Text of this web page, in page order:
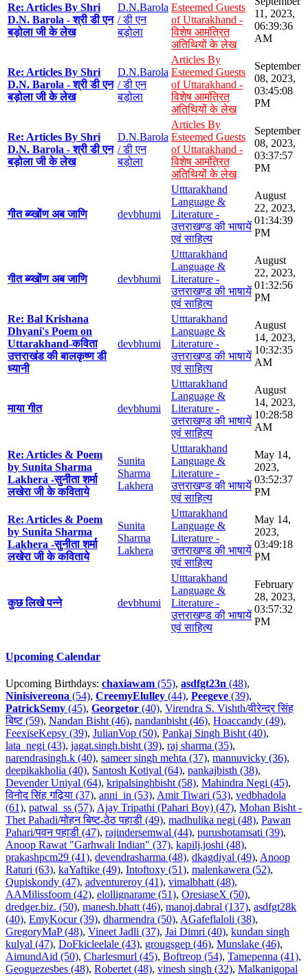
Re: Articles By Shri
D.N. Barola - श्री डी एन
बड़ोला जी के लेख
D.N.Barola
/ डी एन
बड़ोला
Esteemed Guests
of Uttarakhand -
विशेष आमंत्रित
अतिथियों के लेख
11, 2023,
06:39:36
AM
Re: Articles By Shri
D.N. Barola - श्री डी एन
बड़ोला जी के लेख
D.N.Barola
/ डी एन
बड़ोला
Articles By
Esteemed Guests
of Uttarakhand -
विशेष आमंत्रित
अतिथियों के लेख
September
08, 2023,
03:45:08
PM
Re: Articles By Shri
D.N. Barola - श्री डी एन
बड़ोला जी के लेख
D.N.Barola
/ डी एन
बड़ोला
Articles By
Esteemed Guests
of Uttarakhand -
विशेष आमंत्रित
अतिथियों के लेख
September
08, 2023,
03:37:57
PM
गीत ब्य्खोंण अब जाणि devbhumi
Utttarakhand
Language &
Literature -
उत्तराखण्ड की भाषायें
एवं साहित्य
August
22, 2023,
01:34:39
PM
गीत ब्य्खोंण अब जाणि devbhumi
Utttarakhand
Language &
Literature -
उत्तराखण्ड की भाषायें
एवं साहित्य
August
22, 2023,
01:32:56
PM
Re: Bal Krishana
Dhyani's Poem on
Uttarakhand-कविता
उत्तराखंड की बालकृष्ण डी
ध्यानी
devbhumi
Utttarakhand
Language &
Literature -
उत्तराखण्ड की भाषायें
एवं साहित्य
August
14, 2023,
10:32:35
AM
माया गीत devbhumi
Utttarakhand
Language &
Literature -
उत्तराखण्ड की भाषायें
एवं साहित्य
August
14, 2023,
10:28:58
AM
Re: Articles & Poem
by Sunita Sharma
Lakhera -सुनीता शर्मा
लखेरा जी के कविताये
Sunita
Sharma
Lakhera
Utttarakhand
Language &
Literature -
उत्तराखण्ड की भाषायें
एवं साहित्य
May 14,
2023,
03:52:37
PM
Re: Articles & Poem
by Sunita Sharma
Lakhera -सुनीता शर्मा
लखेरा जी के कविताये
Sunita
Sharma
Lakhera
Utttarakhand
Language &
Literature -
उत्तराखण्ड की भाषायें
एवं साहित्य
May 14,
2023,
03:49:18
PM
कुछ लिखे पन्ने devbhumi
Utttarakhand
Language &
Literature -
उत्तराखण्ड की भाषायें
एवं साहित्य
February
28, 2023,
03:57:32
PM
Upcoming Calendar
Upcoming Birthdays: chaxiawam (55), asdfgt23n (48),
Ninisivereona (54), CreemyElulley (44), Peegeve (39),
PatrickSemy (45), Georgetor (40), Virendra S. Vishth/वीरेन्द्र सिंह
बिष्ट (59), Nandan Bisht (46), nandanbisht (46), Hoaccandy (49),
FeexiseKepsy (39), JulianVop (50), Pankaj Singh Bisht (40),
lata_negi (43), jagat.singh.bisht (39), raj sharma (35),
narendrasingh.k (40), sameer singh mehta (37), mannuvicky (36),
deepikakholia (40), Santosh Kotiyal (64), pankajbisth (38),
Devender Uniyal (64), kripalsinghbisht (58), Mahindra Negi (45),
विनोद सिंह गढ़िया (37), anni_in (53), Amit Tiwari (53), vedbhadola
(61), patwal_ss (57), Ajay Tripathi (Pahari Boy) (47), Mohan Bisht -
Thet Pahadi/मोहन बिष्ट-ठेठ पहाडी (49), madhulika negi (48), Pawan
Pahari/पवन पहाडी (47), rajindersemwal (44), purushotamsati (39),
Anoop Rawat "Garhwali Indian" (37), kapilj.joshi (48),
prakashpcm29 (41), devendrasharma (48), dkagdiyal (49), Anoop
Raturi (63), kaYaftike (49), Intoftoxy (51), malenkawera (52),
Qupiskondy (47), adventureroy (41), vimalbhatt (48),
AAMilissfoom (42), elollignarame (51), OresiaseX (50),
dredger.biz. (50), manesh.bhatt (46), manoj.dabral (137), asdfgt28k
(40), EmyKocur (39), dharmendra (50), AGafeflaloli (38),
GregoryMaP (48), Vineet Jadli (37), Jai Dimri (40), kundan singh
kulyal (47), DoFkicleelale (43), grougsgep (46), Munslake (46),
AimundAid (50), Charlesmurl (45), Boftreop (54), Tamepenna (41),
Geoguezesbes (48), Robertet (48), vinesh singh (32), Malkanigopal